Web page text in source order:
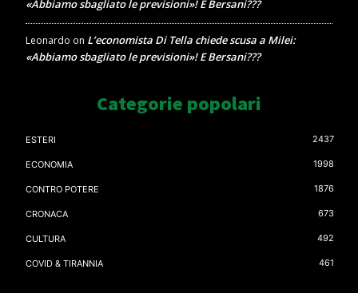
«Abbiamo sbagliato le previsioni»! E Bersani???
Leonardo on L’economista Di Tella chiede scusa a Milei:
«Abbiamo sbagliato le previsioni»! E Bersani???
Categorie popolari
ESTERI 2437
ECONOMIA 1998
CONTRO POTERE 1876
CRONACA 673
CULTURA 492
COVID & TIRANNIA 461